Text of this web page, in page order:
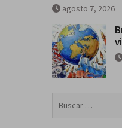
agosto 7, 2026